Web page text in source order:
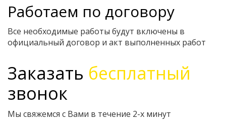
Работаем по договору
Все необходимые работы будут включены в
официальный договор и акт выполненных работ
Заказать бесплатный
звонок
Мы свяжемся с Вами в течение 2-х минут